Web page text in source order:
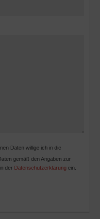
Daten willige ich in die
gemäß den Angaben zur
der Datenschutzerklärungein.